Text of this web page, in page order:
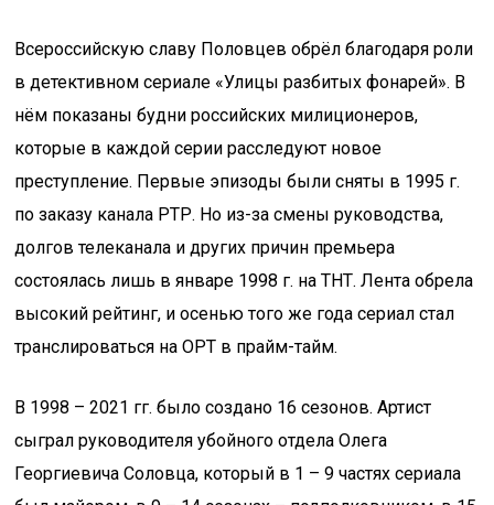
Всероссийскую славу Половцев обрёл благодаря роли
в детективном сериале «Улицы разбитых фонарей». В
нём показаны будни российских милиционеров,
которые в каждой серии расследуют новое
преступление. Первые эпизоды были сняты в 1995 г.
по заказу канала РТР. Но из-за смены руководства,
долгов телеканала и других причин премьера
состоялась лишь в январе 1998 г. на ТНТ. Лента обрела
высокий рейтинг, и осенью того же года сериал стал
транслироваться на ОРТ в прайм-тайм.
В 1998 – 2021 гг. было создано 16 сезонов. Артист
сыграл руководителя убойного отдела Олега
Георгиевича Соловца, который в 1 – 9 частях сериала